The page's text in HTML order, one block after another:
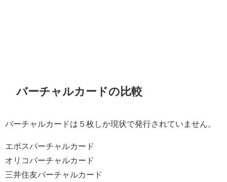
バーチャルカードの比較
バーチャルカードは５枚しか現状で発行されていません。
エポスバーチャルカード
オリコバーチャルカード
三井住友バーチャルカード